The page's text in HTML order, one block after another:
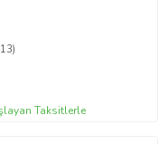
Taksitlerle